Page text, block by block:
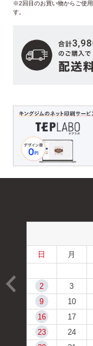
※2回目のお買い物からご使用
す。
日 月
2
3
9
10
16
17
23
24